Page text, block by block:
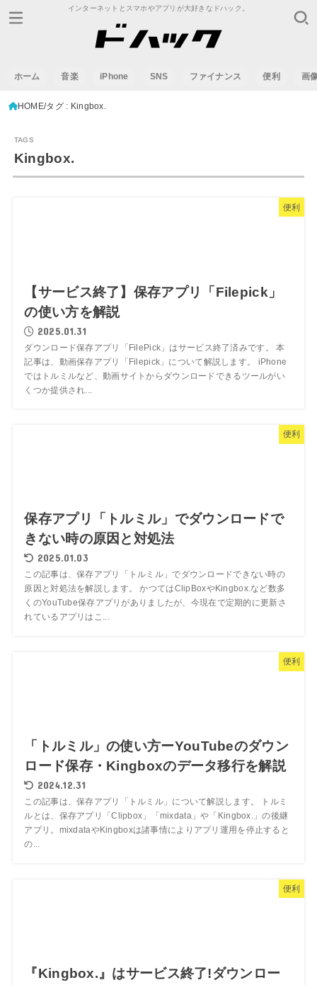
インターネットとスマホやアプリが大好きなドハック。
ホーム 音楽 iPhone SNS ファイナンス 便利 画
HOME タグ : Kingbox.
Kingbox.
便利
【サービス終了】保存アプリ「Filepick」
の使い方を解説
2025.01.31
ダウンロード保存アプリ「FilePick」はサービス終了済みです。 本
記事は、動画保存アプリ「Filepick」について解説します。 iPhone
ではトルミルなど、動画サイトからダウンロードできるツールがい
くつか提供され...
便利
保存アプリ「トルミル」でダウンロードで
きない時の原因と対処法
2025.01.03
この記事は、保存アプリ「トルミル」でダウンロードできない時の
原因と対処法を解説します。 かつてはClipBoxやKingbox.など数多
くのYouTube保存アプリがありましたが、今現在で定期的に更新さ
れているアプリはこ...
便利
「トルミル」の使い方ーYouTubeのダウン
ロード保存・Kingboxのデータ移行を解説
2024.12.31
この記事は、保存アプリ「トルミル」について解説します。 トルミ
ルとは、保存アプリ「Clipbox」「mixdata」や「Kingbox.」の後継
アプリ。mixdataやKingboxは諸事情によりアプリ運用を停止すると
の...
便利
『Kingbox.』はサービス終了!ダウンロー